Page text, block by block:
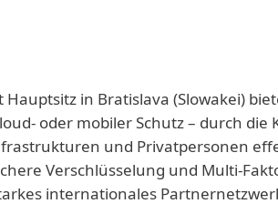
Hauptsitz in Bratislava (Slowakei)
oder mobiler Schutz – durch
und Privatpersonen
Verschlüsselung und Multi-
internationales